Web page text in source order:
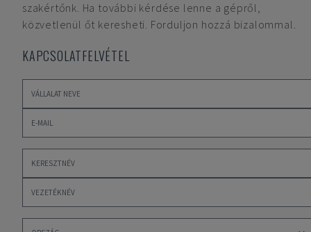
szakértőnk. Ha további kérdése lenne a gépről,
közvetlenül őt keresheti. Forduljon hozzá bizalommal.
KAPCSOLATFELVÉTEL